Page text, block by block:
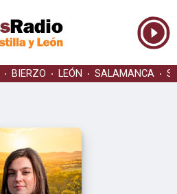
BIERZO LEÓN SALAMANCA